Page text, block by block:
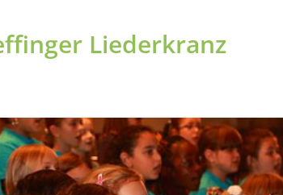
Liederkranz